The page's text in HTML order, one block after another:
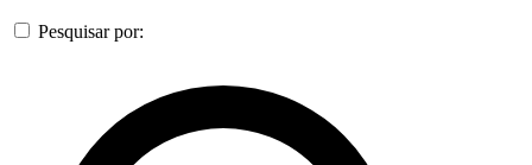
Pesquisar por: